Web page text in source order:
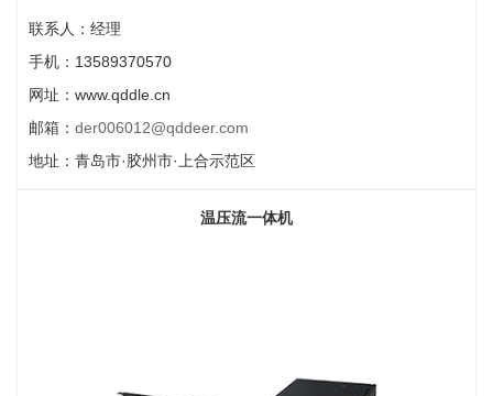
联系人：经理
手机：13589370570
网址：www.qddle.cn
邮箱： der006012@qddeer.com
地址：青岛市·胶州市·上合示范区
温压流一体机